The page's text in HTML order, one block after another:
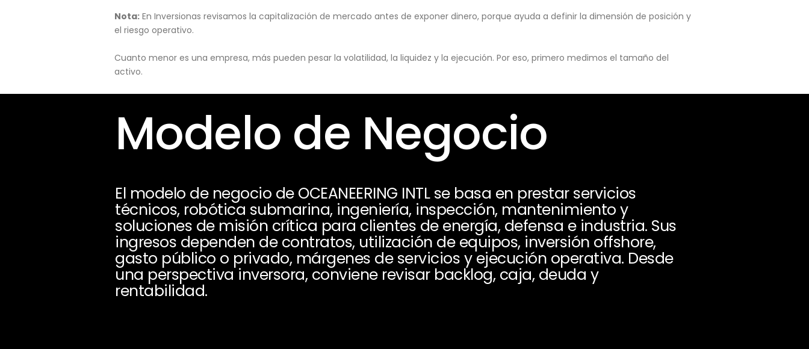
Nota: En Inversionas revisamos la capitalización de mercado antes de exponer dinero, porque ayuda a definir la dimensión de posición y
el riesgo operativo.
Cuanto menor es una empresa, más pueden pesar la volatilidad, la liquidez y la ejecución. Por eso, primero medimos el tamaño del
activo.
Modelo de Negocio
El modelo de negocio de OCEANEERING INTL se basa en prestar servicios
técnicos, robótica submarina, ingeniería, inspección, mantenimiento y
soluciones de misión crítica para clientes de energía, defensa e industria. Sus
ingresos dependen de contratos, utilización de equipos, inversión offshore,
gasto público o privado, márgenes de servicios y ejecución operativa. Desde
una perspectiva inversora, conviene revisar backlog, caja, deuda y
rentabilidad.